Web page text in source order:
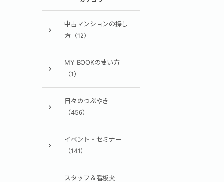
中古マンションの探し
方（12）
MY BOOKの使い方
（1）
日々のつぶやき
（456）
イベント・セミナー
（141）
スタッフ＆看板犬